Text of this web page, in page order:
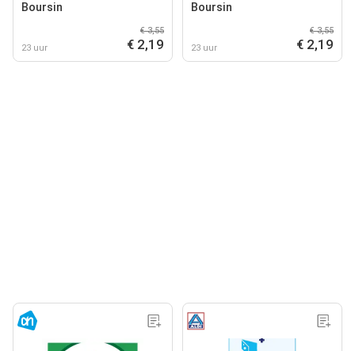
Boursin
23 uur
€ 3,55
€ 2,19
Boursin
23 uur
€ 3,55
€ 2,19